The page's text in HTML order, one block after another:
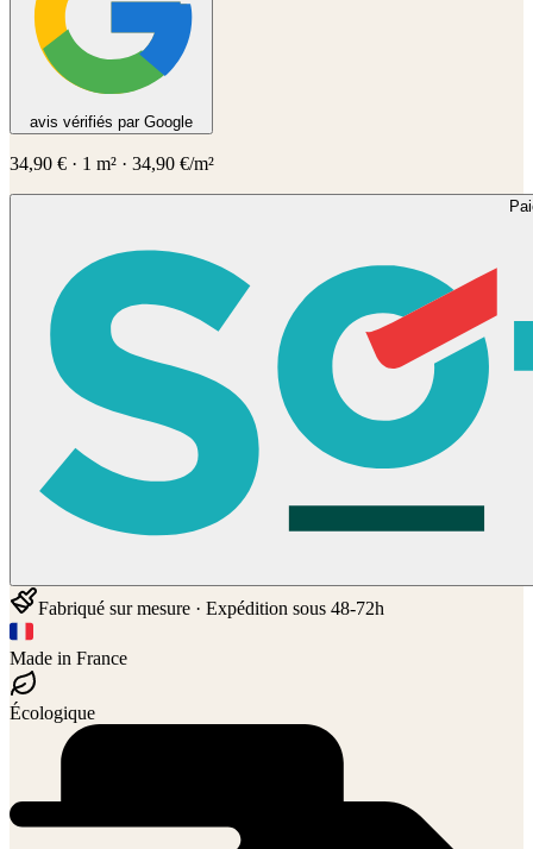
avis vérifiés par Google
34,90 € · 1 m² · 34,90 €/m²
Fabriqué sur mesure · Expédition sous 48-72h
Made in France
Écologique